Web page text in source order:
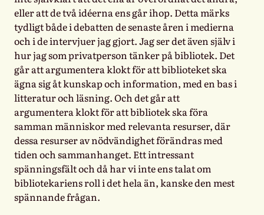
eller att de två idéerna ens går ihop. Detta märks
tydligt både i debatten de senaste åren i medierna
och i de intervjuer jag gjort. Jag ser det även själv i
hur jag som privatperson tänker på bibliotek. Det
går att argumentera klokt för att biblioteket ska
ägna sig åt kunskap och information, med en bas i
litteratur och läsning. Och det går att
argumentera klokt för att bibliotek ska föra
samman människor med relevanta resurser, där
dessa resurser av nödvändighet förändras med
tiden och sammanhanget. Ett intressant
spänningsfält och då har vi inte ens talat om
bibliotekariens roll i det hela än, kanske den mest
spännande frågan.